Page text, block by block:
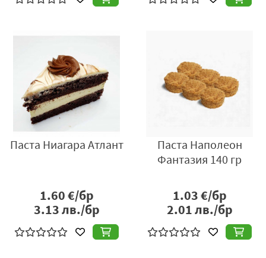
Паста Ниагара Атлант
1.60€/бр
3.13лв./бр
Паста Наполеон
Фантазия 140 гр
1.03€/бр
2.01лв./бр